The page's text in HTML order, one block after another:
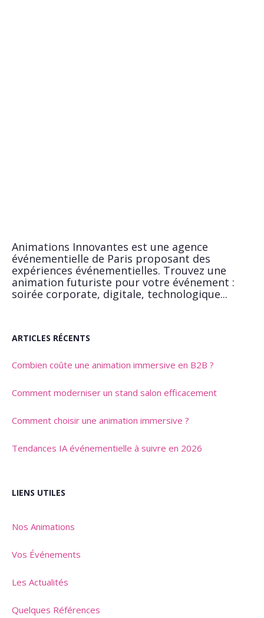
Animations Innovantes est une agence
événementielle de Paris proposant des
expériences événementielles. Trouvez une
animation futuriste pour votre événement :
soirée corporate, digitale, technologique...
ARTICLES RÉCENTS
Combien coûte une animation immersive en B2B ?
Comment moderniser un stand salon efficacement
Comment choisir une animation immersive ?
Tendances IA événementielle à suivre en 2026
LIENS UTILES
Nos Animations
Vos Événements
Les Actualités
Quelques Références